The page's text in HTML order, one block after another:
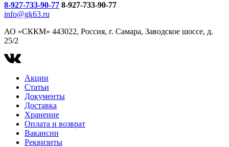
8-927-733-90-77 8-927-733-90-77
info@gk63.ru
АО «СККМ» 443022, Россия, г. Самара, Заводское шоссе, д.
25/2
Акции
Статьи
Документы
Доставка
Хранение
Оплата и возврат
Вакансии
Реквизиты